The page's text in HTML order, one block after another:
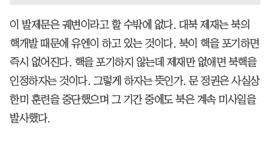
이 발제문은 궤변이라고 할 수밖에 없다. 대북 제재는 북의
핵개발 때문에 유엔이 하고 있는 것이다. 북이 핵을 포기하면
즉시 없어진다. 핵을 포기하지 않는데 제재만 없애면 북핵을
인정하자는 것이다. 그렇게 하자는 뜻인가. 문 정권은 사실상
한미 훈련을 중단했으며 그 기간 중에도 북은 계속 미사일을
발사했다.